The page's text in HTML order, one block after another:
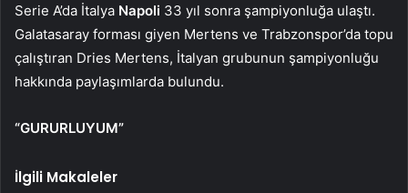
Serie A’da İtalya Napoli 33 yıl sonra şampiyonluğa ulaştı.
Galatasaray forması giyen Mertens ve Trabzonspor’da topu
çalıştıran Dries Mertens, İtalyan grubunun şampiyonluğu
hakkında paylaşımlarda bulundu.
“GURURLUYUM”
İlgili Makaleler